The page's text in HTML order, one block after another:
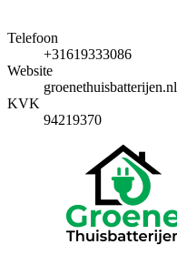
Telefoon
+31619333086
Website
groenethuisbatterijen.nl
KVK
94219370